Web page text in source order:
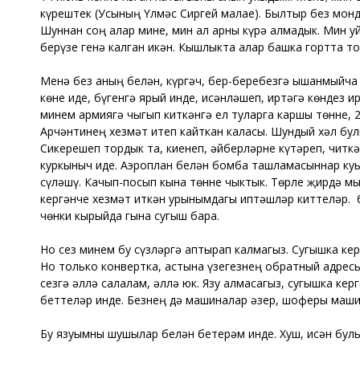
күрештек (Усының Үлмәс Сиргей малае). Былтыр без
Шуннан соң алар мине, мин ал арны күрә алмадык. Мин
берүзе генә калган икән. Кышлыкта алар башка гортта
Менә без аның белән, күргәч, бер-беребезгә
көне иде, бүгенгә ярый инде, исәнләшеп, иртәгә
минем армиягә чыгып киткәнгә ел туларга каршы
Арчәнтинең хезмәт итеп кайткан каласы. Шундый хәл
Сикерешеп тордык та, киенеп, әйберләрне күтәреп,
куркыныч иде. Аэроплан белән бомба ташламасыннар
сүләшү. Качып-посып кына төнне чыктык. Төрле җирдә
кергәнче хезмәт иткән урынымдагы иптәшләр
чөнки кырыйда гына сугыш бара.
Но сез минем бу сүзләргә аптырап калмагыз. Сугышка
Но только конвертка, астына үзегезнең обратный
сезгә әллә салалам, әллә юк. Язу алмасагыз, сугышка
беттеләр инде. Безнең дә машиналар әзер, шоферы
Бу язуымны шушылар белән бетерәм инде. Хуш, исән